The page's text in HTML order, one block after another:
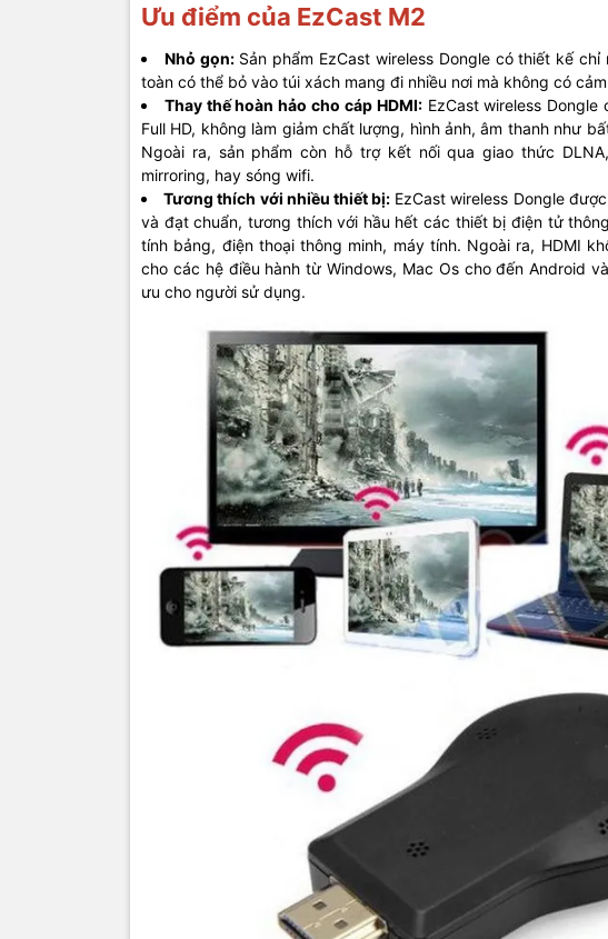
Ưu điểm của EzCast M2
Nhỏ gọn:Sản phẩm EzCast wireless Dongle có thiết kế chỉ
toàn có thể bỏ vào túi xách mang đi nhiều nơi mà không có
Thay thế hoàn hảo cho cáp HDMI:EzCast wireless Dongle
Full HD, không làm giảm chất lượng, hình ảnh, âm thanh như
Ngoài ra, sản phẩm còn hỗ trợ kết nối qua giao thức
mirroring, hay sóng wifi.
Tương thích với nhiều thiết bị: EzCast wireless Dongle
và đạt chuẩn, tương thích với hầu hết các thiết bị điện tử
tính bảng, điện thoại thông minh, máy tính. Ngoài ra, HDMI
cho các hệ điều hành từ Windows, Mac Os cho đến Android
ưu cho người sử dụng.